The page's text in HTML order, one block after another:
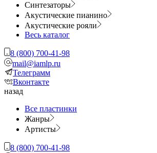
Синтезаторы
Акустические пианино
Акустические рояли
Весь каталог
8 (800) 700-41-98
mail@iamlp.ru
Телеграмм
Вконтакте
назад
Все пластинки
Жанры
Артисты
8 (800) 700-41-98